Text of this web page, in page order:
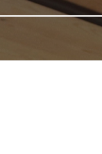
－